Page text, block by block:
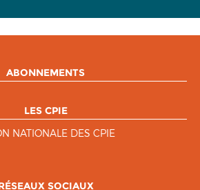
ABONNEMENTS
LES CPIE
NATIONALE DES CPIE
SOCIAUX